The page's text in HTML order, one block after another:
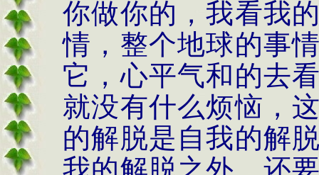
你做你的，我看我
情，整个地球的事
它，心平气和的去
就没有什么烦恼，
的解脱是自我的解
我的解脱之外，还